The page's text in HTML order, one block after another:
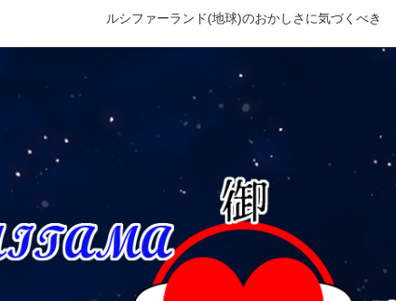
ルシファーランド(地球)のおかしさに気づくべき